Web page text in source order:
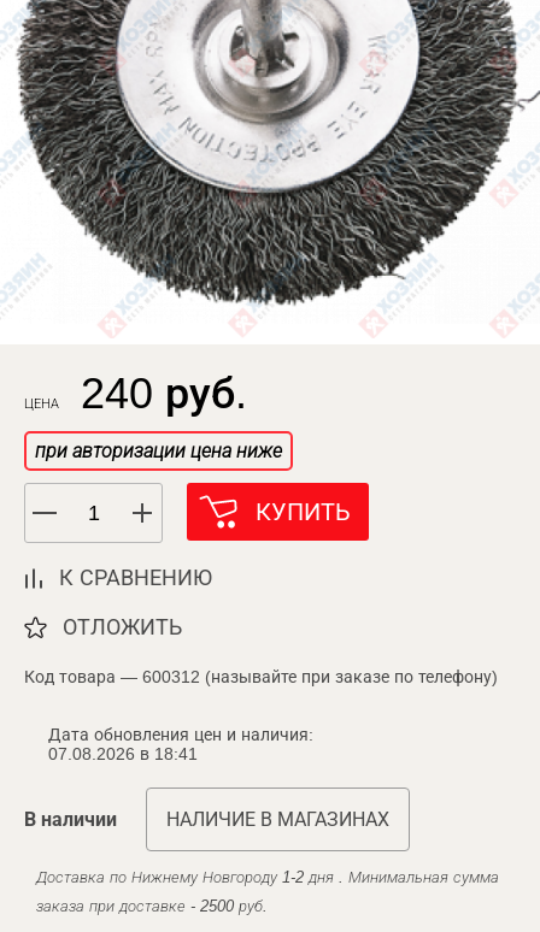
ЦЕНА 240 руб.
при авторизации цена ниже
КУПИТЬ
К СРАВНЕНИЮ
ОТЛОЖИТЬ
Код товара — 600312 (называйте при заказе по телефону)
Дата обновления цен и наличия:
07.08.2026 в 18:41
В наличии НАЛИЧИЕ В МАГАЗИНАХ
Доставка по Нижнему Новгороду 1-2 дня . Минимальная сумма
заказа при доставке - 2500 руб.